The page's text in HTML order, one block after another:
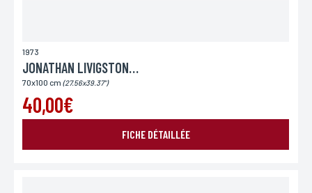
1973
JONATHAN LIVIGSTON SEAGULL
70x100 cm (27.56x39.37")
40,00€
FICHE DÉTAILLÉE